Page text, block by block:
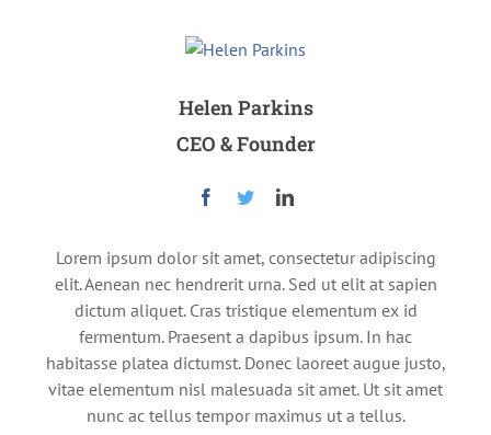
Helen Parkins
CEO & Founder
Lorem ipsum dolor sit amet, consectetur adipiscing
elit. Aenean nec hendrerit urna. Sed ut elit at sapien
dictum aliquet. Cras tristique elementum ex id
fermentum. Praesent a dapibus ipsum. In hac
habitasse platea dictumst. Donec laoreet augue justo,
vitae elementum nisl malesuada sit amet. Ut sit amet
nunc ac tellus tempor maximus ut a tellus.